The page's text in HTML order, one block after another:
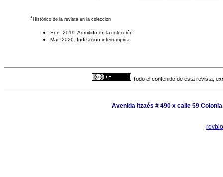
*Histórico de la revista en la colección
Ene 2019: Admitido en la colección
Mar 2020: Indización interrumpida
Todo el contenido de esta revista,
Avenida Itzaés # 490 x calle 59